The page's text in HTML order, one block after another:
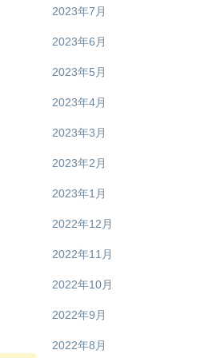
2023年7月
2023年6月
2023年5月
2023年4月
2023年3月
2023年2月
2023年1月
2022年12月
2022年11月
2022年10月
2022年9月
2022年8月